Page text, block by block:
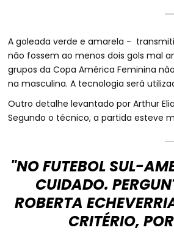
A goleada verde e amarela -
não fossem ao menos dois gols mal
grupos da Copa América Feminina
na masculina. A tecnologia será
Outro detalhe levantado por Arthur
Segundo o técnico, a partida esteve
"NO FUTEBOL SUL-
CUIDADO.
ROBERTA
CRITÉRIO,